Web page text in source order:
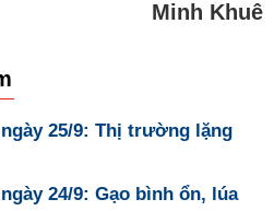
Minh Khuê
25/9: Thị trường lặng
24/9: Gạo bình ổn, lúa